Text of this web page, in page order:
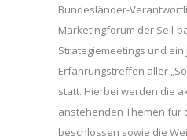
Bundesländer-
Marketingforum der Seil-
Strategiemeetings und ein
Erfahrungstreffen aller
statt. Hierbei werden die
anstehenden Themen für
beschlossen sowie die